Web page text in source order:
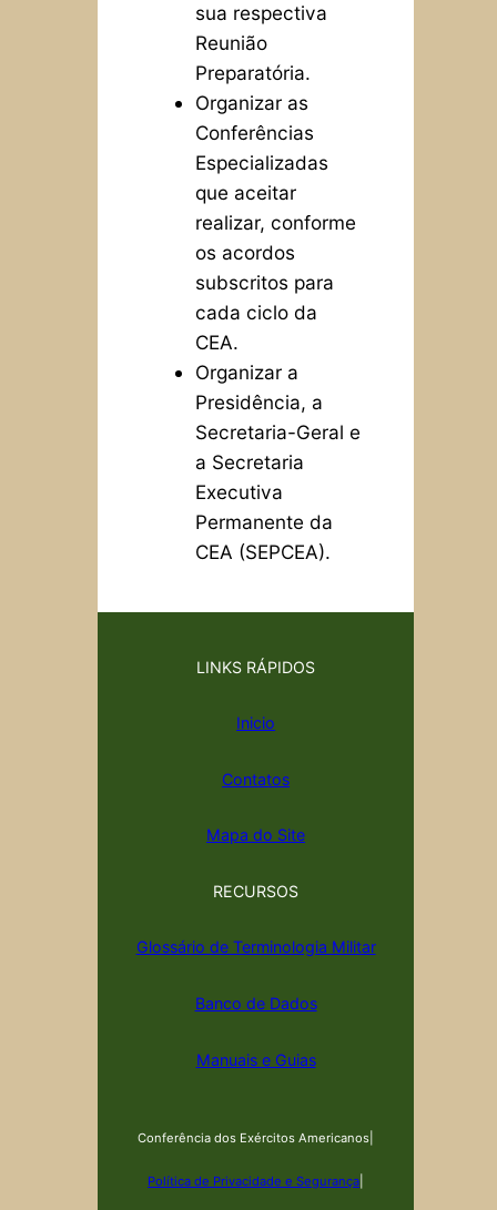
sua respectiva
Reunião
Preparatória.
Organizar as
Conferências
Especializadas
que aceitar
realizar, conforme
os acordos
subscritos para
cada ciclo da
CEA.
Organizar a
Presidência, a
Secretaria-Geral e
a Secretaria
Executiva
Permanente da
CEA (SEPCEA).
LINKS RÁPIDOS
Inicio
Contatos
Mapa do Site
RECURSOS
Glossário de Terminologia Militar
Banco de Dados
Manuais e Guias
Conferência dos Exércitos Americanos
Política de Privacidade e Segurança